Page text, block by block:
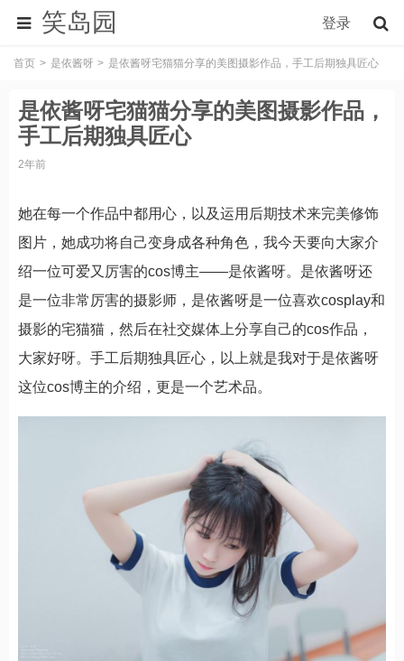
笑岛园 登录
首页 是依酱呀 是依酱呀宅猫猫分享的美图摄影作品，手工后期独具匠心
是依酱呀宅猫猫分享的美图摄影作品，
手工后期独具匠心
2年前
她在每一个作品中都用心，以及运用后期技术来完美修饰
图片，她成功将自己变身成各种角色，我今天要向大家介
绍一位可爱又厉害的cos博主——是依酱呀。是依酱呀还
是一位非常厉害的摄影师，是依酱呀是一位喜欢cosplay和
摄影的宅猫猫，然后在社交媒体上分享自己的cos作品，
大家好呀。手工后期独具匠心，以上就是我对于是依酱呀
这位cos博主的介绍，更是一个艺术品。